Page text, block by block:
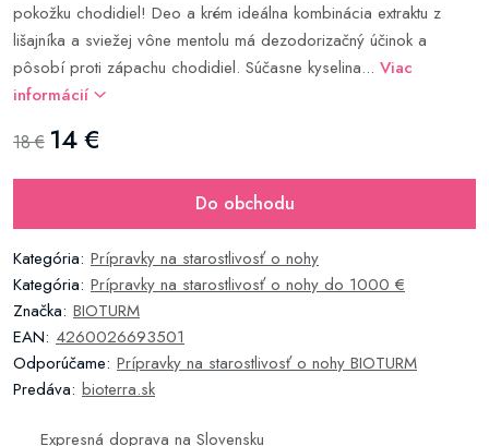
pokožku chodidiel! Deo a krém ideálna kombinácia extraktu z
lišajníka a sviežej vône mentolu má dezodorizačný účinok a
pôsobí proti zápachu chodidiel. Súčasne kyselina... Viac
informácií
18 € 14 €
Do obchodu
Kategória: Prípravky na starostlivosť o nohy
Kategória: Prípravky na starostlivosť o nohy do 1000 €
Značka: BIOTURM
EAN: 4260026693501
Odporúčame: Prípravky na starostlivosť o nohy BIOTURM
Predáva: bioterra.sk
Expresná doprava na Slovensku